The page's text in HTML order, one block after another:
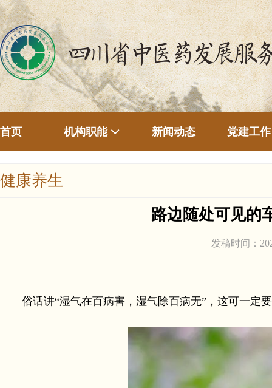
首页 机构职能 新闻动态 党建工作
健康养生
路边随处可见的
发稿时间：
俗话讲“湿气在百病害，湿气除百病无”，这可一定